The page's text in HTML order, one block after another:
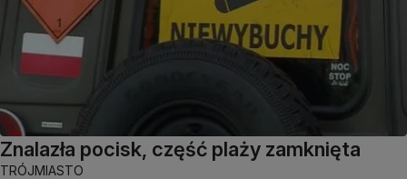
Znalazła pocisk, część plaży zamknięta
TRÓJMIASTO